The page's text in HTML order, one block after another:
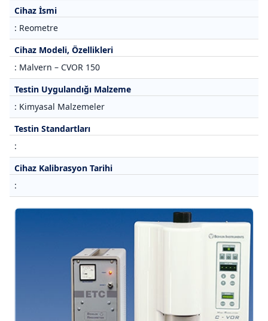
Cihaz İsmi
: Reometre
Cihaz Modeli, Özellikleri
: Malvern – CVOR 150
Testin Uygulandığı Malzeme
: Kimyasal Malzemeler
Testin Standartları
:
Cihaz Kalibrasyon Tarihi
: